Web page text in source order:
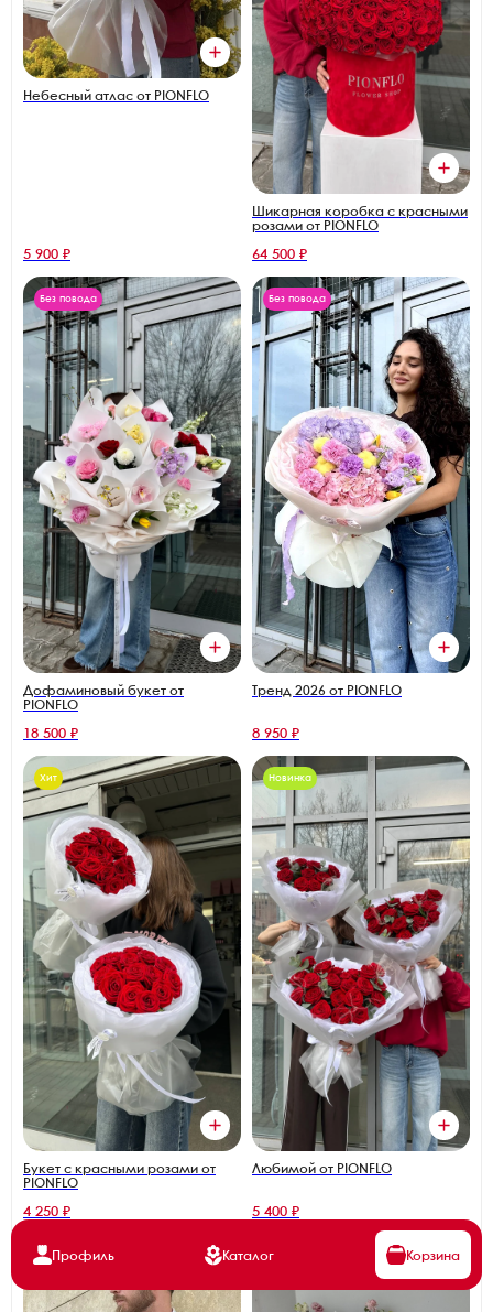
Небесный атлас от PIONFLO
5 900 ₽
Шикарная коробка с красными
розами от PIONFLO
64 500 ₽
Без повода
Дофаминовый букет от
PIONFLO
18 500 ₽
Без повода
Тренд 2026 от PIONFLO
8 950 ₽
Хит
Букет с красными розами от
PIONFLO
4 250 ₽
Новинка
Любимой от PIONFLO
5 400 ₽
Профиль Каталог Корзина